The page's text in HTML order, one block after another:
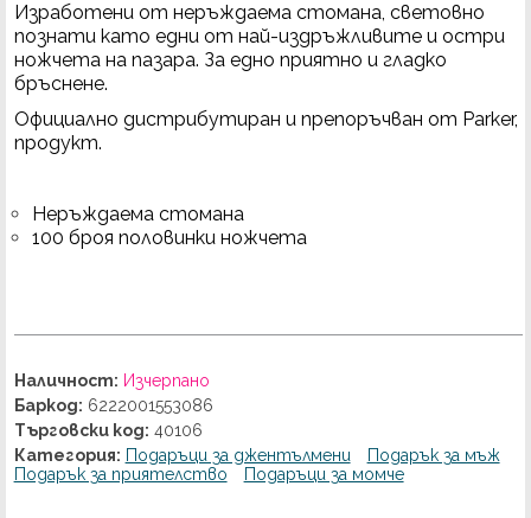
Изработени от неръждаема стомана, световно
познати като едни от най-издръжливите и остри
ножчета на пазара. За едно приятно и гладко
бръснене.
Официално дистрибутиран и препоръчван от Parker,
продукт.
Неръждаема стомана
100 броя половинки ножчета
Наличност: Изчерпано
Баркод: 6222001553086
Търговски код: 40106
Категория: Подаръци за джентълмени
Подарък за мъж
Подарък за приятелство
Подаръци за момче